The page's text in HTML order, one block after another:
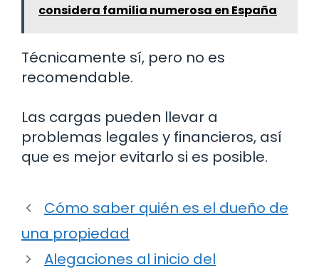
considera familia numerosa en España
Técnicamente sí, pero no es
recomendable.
Las cargas pueden llevar a
problemas legales y financieros, así
que es mejor evitarlo si es posible.
Cómo saber quién es el dueño de
una propiedad
Alegaciones al inicio del